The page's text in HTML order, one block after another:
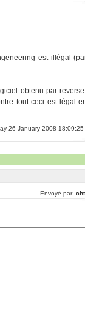
est illégal
obtenu par
tout ceci est légal
26 January 2008 18:09:25
Envoyé par: